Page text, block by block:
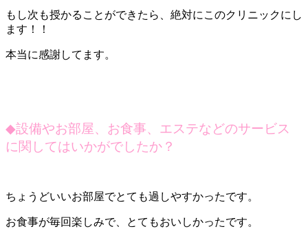
もし次も授かることができたら、絶対にこのクリニックにし
ます！！
本当に感謝してます。
◆設備やお部屋、お食事、エステなどのサービス
に関してはいかがでしたか？
ちょうどいいお部屋でとても過しやすかったです。
お食事が毎回楽しみで、とてもおいしかったです。